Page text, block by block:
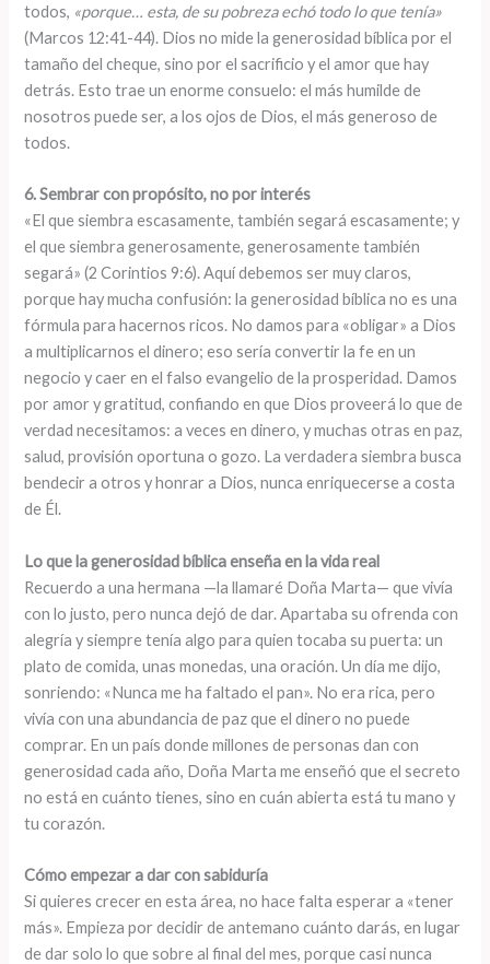
todos, «porque… esta, de su pobreza echó todo lo que tenía»
(Marcos 12:41-44). Dios no mide la generosidad bíblica por el
tamaño del cheque, sino por el sacrificio y el amor que hay
detrás. Esto trae un enorme consuelo: el más humilde de
nosotros puede ser, a los ojos de Dios, el más generoso de
todos.
6. Sembrar con propósito, no por interés
«El que siembra escasamente, también segará escasamente; y
el que siembra generosamente, generosamente también
segará» (2 Corintios 9:6). Aquí debemos ser muy claros,
porque hay mucha confusión: la generosidad bíblica no es una
fórmula para hacernos ricos. No damos para «obligar» a Dios
a multiplicarnos el dinero; eso sería convertir la fe en un
negocio y caer en el falso evangelio de la prosperidad. Damos
por amor y gratitud, confiando en que Dios proveerá lo que de
verdad necesitamos: a veces en dinero, y muchas otras en paz,
salud, provisión oportuna o gozo. La verdadera siembra busca
bendecir a otros y honrar a Dios, nunca enriquecerse a costa
de Él.
Lo que la generosidad bíblica enseña en la vida real
Recuerdo a una hermana —la llamaré Doña Marta— que vivía
con lo justo, pero nunca dejó de dar. Apartaba su ofrenda con
alegría y siempre tenía algo para quien tocaba su puerta: un
plato de comida, unas monedas, una oración. Un día me dijo,
sonriendo: «Nunca me ha faltado el pan». No era rica, pero
vivía con una abundancia de paz que el dinero no puede
comprar. En un país donde millones de personas dan con
generosidad cada año, Doña Marta me enseñó que el secreto
no está en cuánto tienes, sino en cuán abierta está tu mano y
tu corazón.
Cómo empezar a dar con sabiduría
Si quieres crecer en esta área, no hace falta esperar a «tener
más». Empieza por decidir de antemano cuánto darás, en lugar
de dar solo lo que sobre al final del mes, porque casi nunca